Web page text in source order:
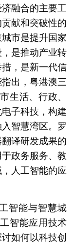
融合的主要工
献和突破性的
市是提升国家
是推动产业转
，是新一代信
出，粤港澳三
生活、行政、
子科技，构建
智慧湾区。罗
译研发成果的
政务服务、教
人工智能的应
智能与智慧城
智能应用技术
如何以科技创